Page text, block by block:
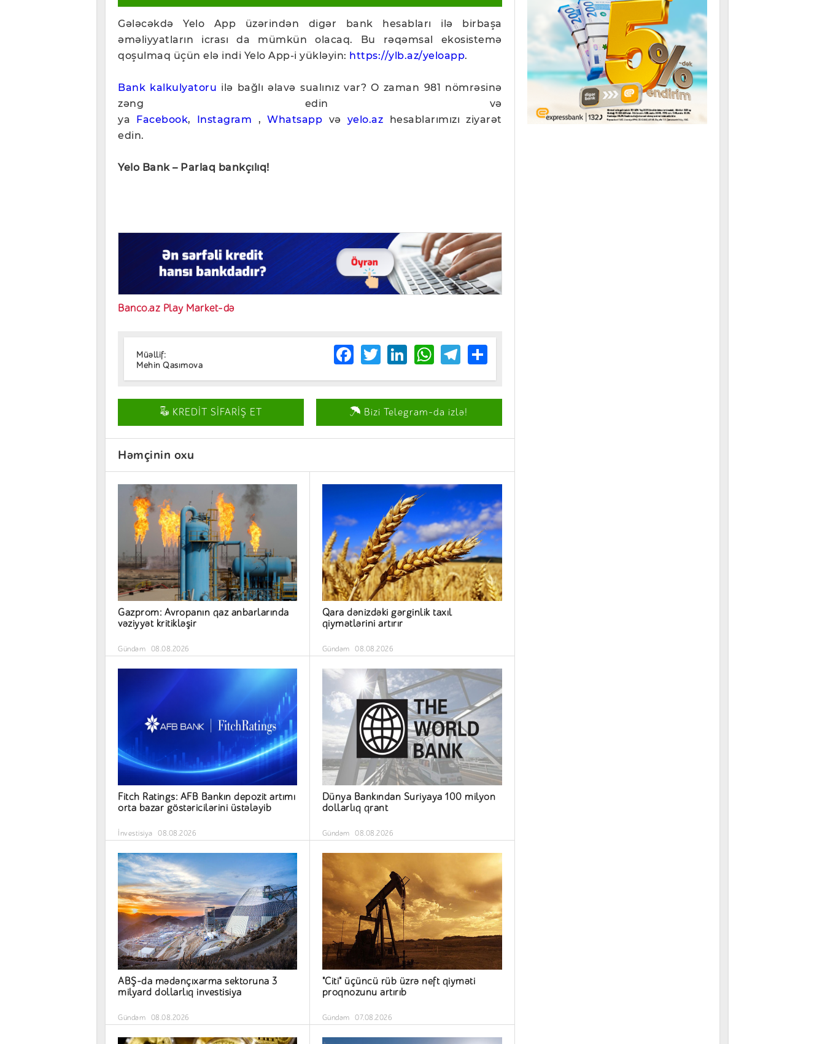
Gələcəkdə Yelo App üzərindən digər bank hesabları ilə birbaşa
əməliyyatların icrası da mümkün olacaq. Bu rəqəmsal ekosistemə
qoşulmaq üçün elə indi Yelo App-i yükləyin: https://ylb.az/yeloapp.
Bank kalkulyatoru ilə bağlı əlavə sualınız var? O zaman 981 nömrəsinə
zəng edin və
ya
Facebook, Instagram ,Whatsapp və yelo.az hesablarımızı ziyarət
edin.
Yelo Bank – Parlaq bankçılıq!
Banco.az Play Market-də
Müəllif:
Mehin Qasımova
Facebook
TwitterLinkedIn
WhatsApp
Telegram
Share
KREDİT SİFARİŞ ET Bizi Telegram-da izlə!
Həmçinin oxu
Gazprom: Avropanın qaz anbarlarında
vəziyyət kritikləşir
Gündəm 08.08.2026
Qara dənizdəki gərginlik taxıl
qiymətlərini artırır
Gündəm 08.08.2026
Fitch Ratings: AFB Bankın depozit artımı
orta bazar göstəricilərini üstələyib
İnvestisiya 08.08.2026
Dünya Bankından Suriyaya 100 milyon
dollarlıq qrant
Gündəm 08.08.2026
ABŞ-da mədənçıxarma sektoruna 3
milyard dollarlıq investisiya
Gündəm 08.08.2026
"Citi" üçüncü rüb üzrə neft qiyməti
proqnozunu artırıb
Gündəm 07.08.2026